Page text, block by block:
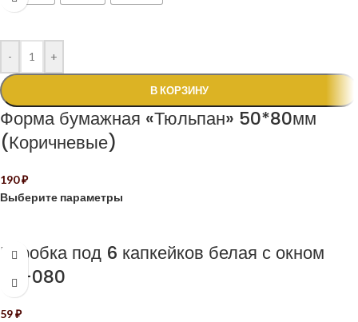
- +
В КОРЗИНУ
Форма бумажная «Тюльпан» 50*80мм
(Коричневые)
190₽
Выберите параметры
Коробка под 6 капкейков белая с окном
КУ-080
59₽